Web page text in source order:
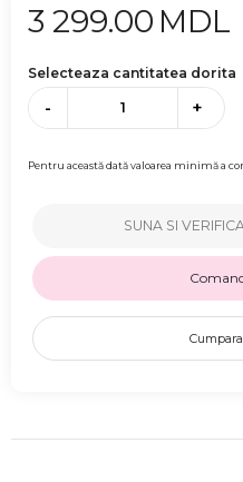
3 299.00 MDL
Selecteaza cantitatea dorita
- +
Pentru această dată valoarea minimă a
SUNA SI